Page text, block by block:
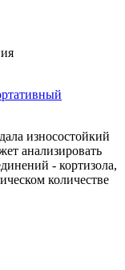
износостойкий
анализировать
- кортизола,
количестве